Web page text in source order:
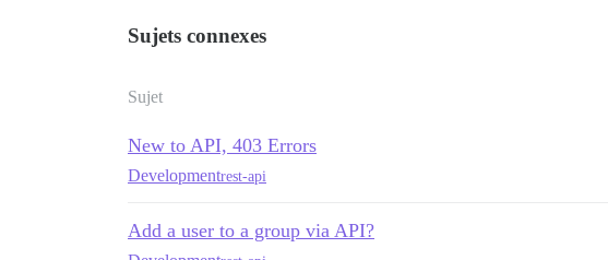
Sujets connexes
Sujet
New to API, 403 Errors
Developmentrest-api
Add a user to a group via API?